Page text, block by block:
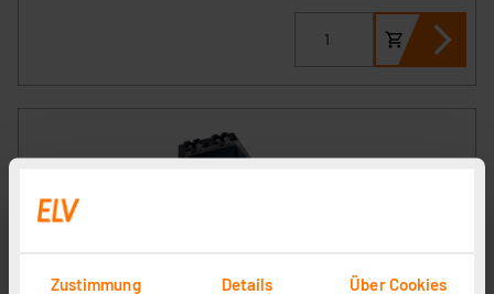
Zustimmung Details Über Cookies